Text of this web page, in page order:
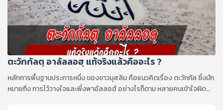
ตะวักกัลตฺ อาลัลลอฮฺ แท้จริงแล้วคืออะไร ?
หลักการพื้นฐานประการหนึ่ง ของชาวมุสลิม คือแนวคิดเรื่อง ตะวักกัล ซึ่งมัก
หมายถึง การไว้วางใจและพึ่งพาอัลลอฮ์ อย่างไรก็ตาม หลายคนเข้าใจผิด